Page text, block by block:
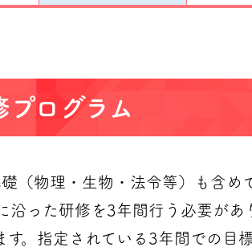
ログラム
（物理・生物・法令等）も含め
った研修を3年間行う必要があ
。指定されている3年間での目